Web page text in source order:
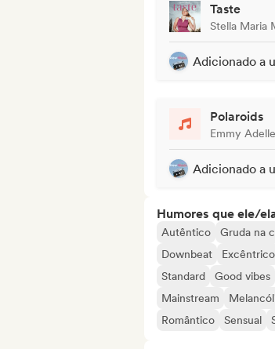
Taste
Stella Maria
Adicionado a
Polaroids
Emmy Adelle
Adicionado a
Humores que ele/
Autêntico Gruda na
Downbeat
Excêntrico
Standard
Good vibes
Mainstream
Romântico
Sensual